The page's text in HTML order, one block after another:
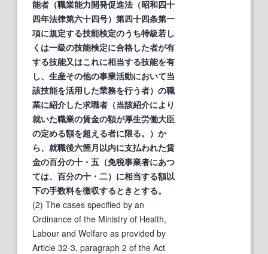
能者（職業能力開発促進法（昭和四十
四年法律第六十四号）第四十四条第一
項に規定する技能検定のうち特級若し
くは一級の技能検定に合格した者が有
する技能又はこれに相当する技能を有
し、生産その他の事業活動において当
該技能を活用 した業務を行う者）の職
業に紹介した求職者（当該紹介により
就いた職業の賃金の額が厚生労働大臣
の定める額を超える者に限る。）か
ら、就職後六箇月以内に支払われた賃
金の百分の十・ 五 （免税事業者にあつ
ては、百分の十・二）に相当する額以
下の手数料を徴収するときとする。
(2) The cases specified by an
Ordinance of the Ministry of Health,
Labour and Welfare as provided by
Article 32-3, paragraph 2 of the Act